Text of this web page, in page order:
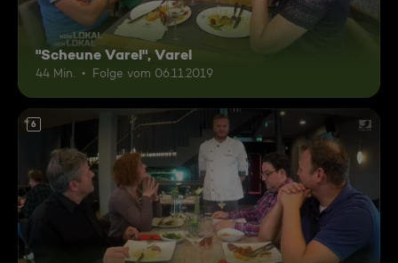
"Scheune Varel", Varel
44 Min. Folge vom 06.11.2019
6